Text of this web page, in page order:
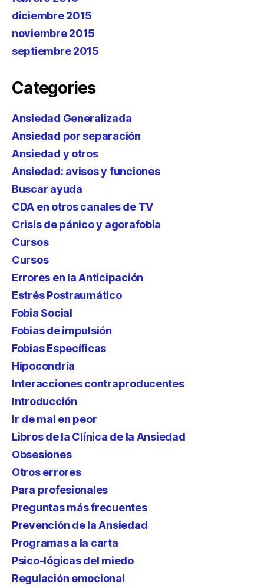
diciembre 2015
noviembre 2015
septiembre 2015
Categories
Ansiedad Generalizada
Ansiedad por separación
Ansiedad y otros
Ansiedad: avisos y funciones
Buscar ayuda
CDA en otros canales de TV
Crisis de pánico y agorafobia
Cursos
Cursos
Errores en la Anticipación
Estrés Postraumático
Fobia Social
Fobias de impulsión
Fobias Específicas
Hipocondría
Interacciones contraproducentes
Introducción
Ir de mal en peor
Libros de la Clínica de la Ansiedad
Obsesiones
Otros errores
Para profesionales
Preguntas más frecuentes
Prevención de la Ansiedad
Programas a la carta
Psico-lógicas del miedo
Regulación emocional